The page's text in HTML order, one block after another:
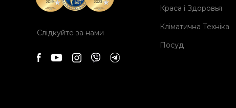
Слідкуйте за нами
Краса і Здоровья
Кліматична Техніка
Посуд